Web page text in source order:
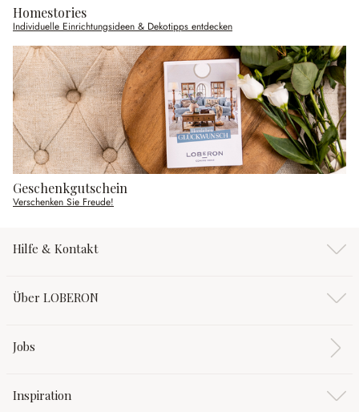
Homestories
Individuelle Einrichtungsideen & Dekotipps entdecken
Geschenkgutschein
Verschenken Sie Freude!
Hilfe & Kontakt
Über LOBERON
Jobs
Inspiration